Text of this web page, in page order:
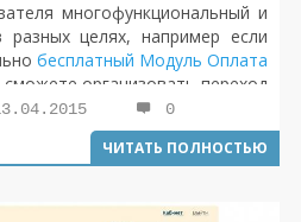
многофункциональный и
целях, например если
бесплатный Модуль Оплата
организовать переход
или "VIP" за деньги.
0
ЧИТАТЬ ПОЛНОСТЬЮ